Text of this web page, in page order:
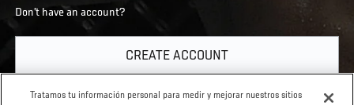
Don’t have an account?
CREATE ACCOUNT
US ESPANOL
Pie
CONTACTO
LEGAL
Tratamos tu información personal para medir y mejorar nuestros sitios